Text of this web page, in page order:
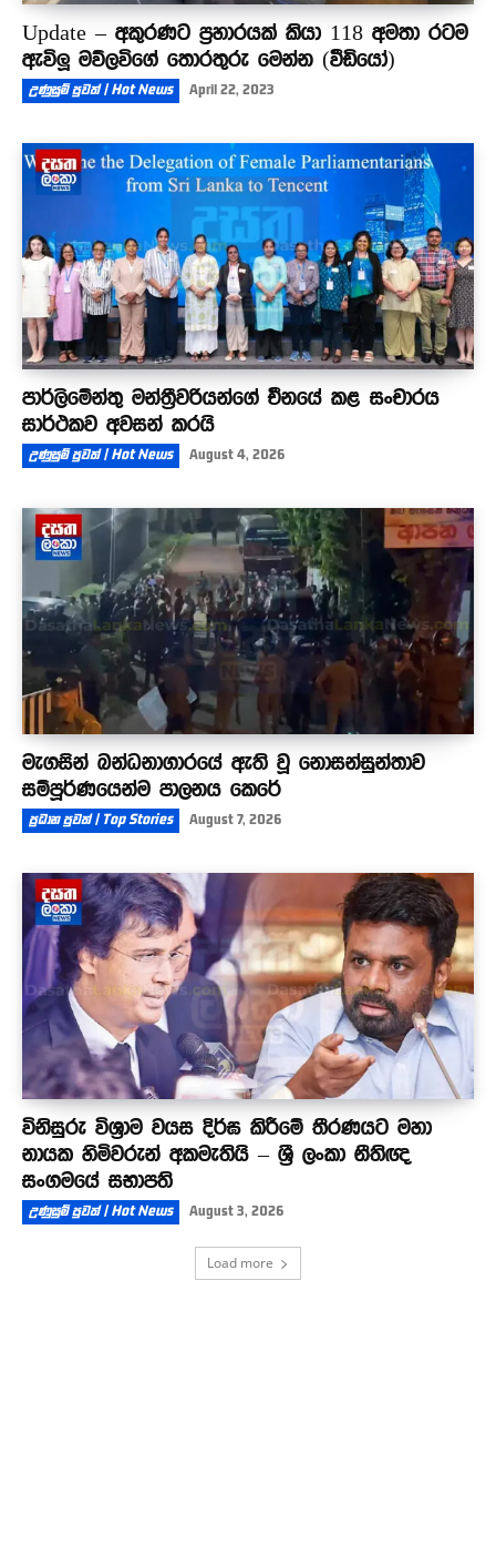
Update – අකුරණට ප්‍රහාරයක් කියා 118 අමතා රටම
ඇවිලූ මව්ලවිගේ තොරතුරු මෙන්න (වීඩියෝ)
උණුසුම් පුවත් | Hot News April 22, 2023
පාර්ලිමේන්තු මන්ත්‍රීවරියන්ගේ චීනයේ කළ සංචාරය
සාර්ථකව අවසන් කරයි
උණුසුම් පුවත් | Hot News August 4, 2026
මැගසින් බන්ධනාගාරයේ ඇති වූ නොසන්සුන්තාව
සම්පූර්ණයෙන්ම පාලනය කෙරේ
ප්‍රධාන පුවත් | Top Stories August 7, 2026
විනිසුරු විශ්‍රාම වයස දිර්ඝ කිරීමේ තීරණයට මහා
නායක හිමිවරුන් අකමැතියි – ශ්‍රී ලංකා නීතිඥ
සංගමයේ සභාපති
උණුසුම් පුවත් | Hot News August 3, 2026
Load more